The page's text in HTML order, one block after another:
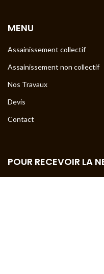
MENU
Assainissement collectif
Assainissement non collectif
Nos Travaux
Devis
Contact
POUR RECEVOIR LA